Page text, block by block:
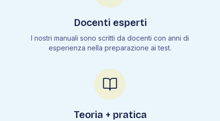
Docenti esperti
I nostri manuali sono scritti da docenti con anni di
esperienza nella preparazione ai test.
Teoria + pratica